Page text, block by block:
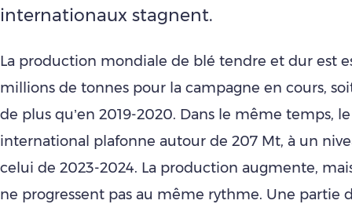
internationaux stagnent.
La production mondiale de blé tendre et dur est
millions de tonnes pour la campagne en cours,
de plus qu’en 2019-2020. Dans le même temps,
international plafonne autour de 207 Mt, à un
celui de 2023-2024. La production augmente,
ne progressent pas au même rythme. Une partie